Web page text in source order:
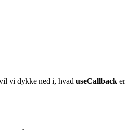
vi dykke ned i, hvad useCallback